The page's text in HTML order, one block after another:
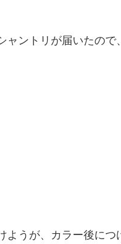
ャントリが届いたので
うが、カラー後につ